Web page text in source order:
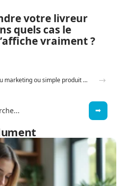
votre livreur
quels cas le
vraiment ?
95 Sounds et l’héritage du groupe 1995 : filiation ou simple clin d’œil ?